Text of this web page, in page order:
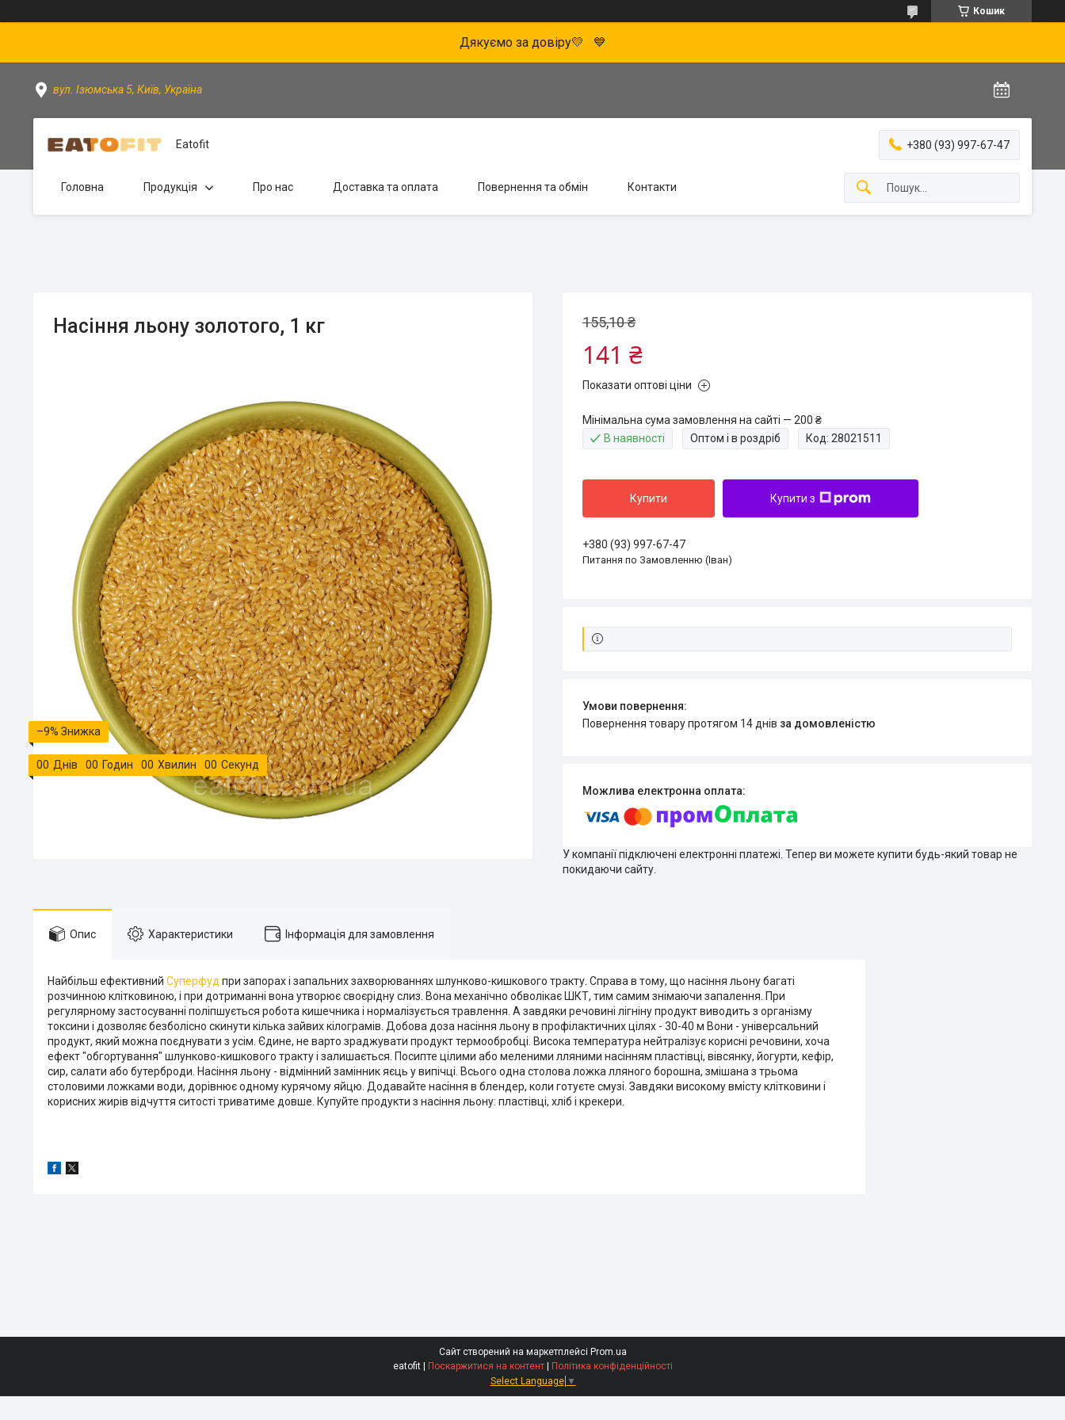
Кошик
Дякуємо за довіру💛 💙
вул. Ізюмська 5, Київ, Україна
Eatofit +380 (93) 997-67-47
Головна Продукція Про нас Доставка та оплата Повернення та обмін Контакти
Насіння льону золотого, 1 кг
–9%
00 Днів 00 Годин 00 Хвилин 00 Секунд
155,10 ₴
141 ₴
Показати оптові ціни
Мінімальна сума замовлення на сайті — 200 ₴
В наявності
Оптом і в роздріб Код: 28021511
Купити Купити з
+380 (93) 997-67-47
Питання по Замовленню (Іван)
повернення товару протягом 14 днів за домовленістю
У компанії підключені електронні платежі. Тепер ви можете купити будь-який товар не
покидаючи сайту.
Опис Характеристики Інформація для замовлення
Найбільш ефективний Суперфуд при запорах і запальних захворюваннях шлунково-кишкового тракту. Справа в тому, що насіння льону багаті
розчинною клітковиною, і при дотриманні вона утворює своєрідну слиз. Вона механічно обволікає ШКТ, тим самим знімаючи запалення. При
регулярному застосуванні поліпшується робота кишечника і нормалізується травлення. А завдяки речовині лігніну продукт виводить з організму
токсини і дозволяє безболісно скинути кілька зайвих кілограмів. Добова доза насіння льону в профілактичних цілях - 30-40 м Вони - універсальний
продукт, який можна поєднувати з усім. Єдине, не варто зраджувати продукт термообробці. Висока температура нейтралізує корисні речовини, хоча
ефект "обгортування" шлунково-кишкового тракту і залишається. Посипте цілими або меленими лляними насінням пластівці, вівсянку, йогурти, кефір,
сир, салати або бутерброди. Насіння льону - відмінний замінник яєць у випічці. Всього одна столова ложка лляного борошна, змішана з трьома
столовими ложками води, дорівнює одному курячому яйцю. Додавайте насіння в блендер, коли готуєте смузі. Завдяки високому вмісту клітковини і
корисних жирів відчуття ситості триватиме довше. Купуйте продукти з насіння льону: пластівці, хліб і крекери.
Сайт створений на маркетплейсі Prom.ua
Поскаржитися на контент
Політика конфіденційності
Select Language ▼